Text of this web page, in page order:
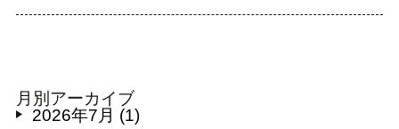
月別アーカイブ
2026年7月 (1)